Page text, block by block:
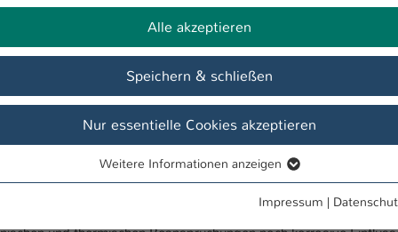
Materials
Publikationen Kontakt
„MibaLeb“
Verfahrensweise zur Bewertung der verbleibenden
in Kernkraftwerken. Dabei wird berücksichtigt, dass sich bei
Betrieb auftretenden Beanspruchungen deutlich verändern
Alle akzeptieren
Speichern & schließen
Nur essentielle Cookies akzeptieren
Essentielle Cookies werden für grundlegende Funktionen der
Weitere Informationen anzeigen
Impressum |